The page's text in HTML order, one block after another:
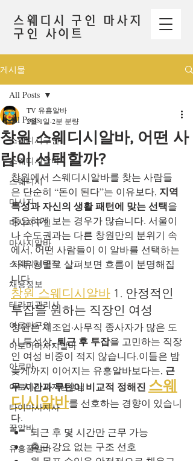
스웨디시 구인 마사지
구인 사이트
게시물
All Posts
스웨디시구인
스웨디시알바
스웨디시
마사지
마사지구인
마사지알바
스웨디시구직
채용정보
테라피관리사
아로마구인
아로마마사지알바
아로마
아로마마사지선생님
타이마사지사
꿀알바
유흥꿀알바
All Posts
창원 스웨디시알바, 어떤 사
람이 선택할까?
TV 유흥알바
2월 1일 2분 분량
창원에서 스웨디시알바를 찾는 사람들
은 단순히 “돈이 된다”는 이유보다, 지역
특성과 자신의 생활 패턴에 맞는 선택을
중요하게 보는 경우가 많습니다. 서울이
나 수도권과는 다른 창원만의 분위기 속
에서, 어떤 사람들이 이 알바를 선택하는
지 유형별로 살펴보면 흐름이 분명해집
니다.
창원 스웨디시알바 1. 안정적인
투잡을 원하는 직장인 여성
창원은 제조업·사무직 종사자가 많은 도
시 특성상, 퇴근 후 투잡을 고민하는 직장
인 여성 비중이 적지 않습니다.이들은 밤
늦게까지 이어지는 유흥알바보다는, 근
무 시간과 루틴이 비교적 정해진 스웨
디시알바를 선호하는 경향이 있습니
다.
퇴근 후 몇 시간만 근무 가능
출근 강요 없는 구조 선호